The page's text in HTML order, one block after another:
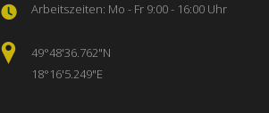
Arbeitszeiten: Mo - Fr 9:00 - 16:00 Uhr
49°48'36.762"N
18°16'5.249"E